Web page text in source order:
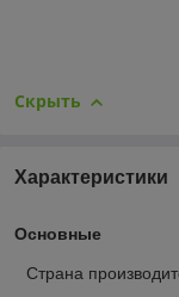
Скрыть
Характеристики
Основные
Страна